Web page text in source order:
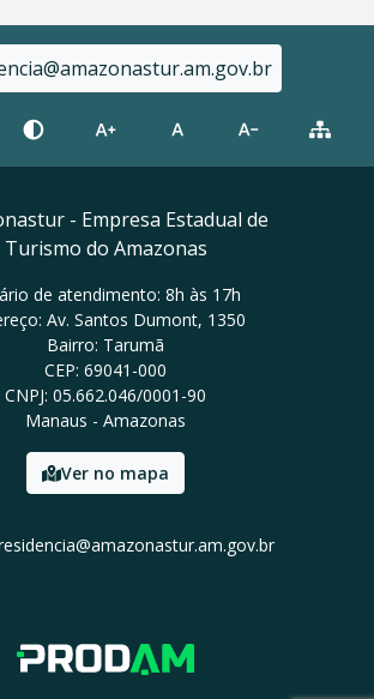
- Empresa Estadual de
Turismo do Amazonas
de atendimento: 8h às 17h
Av. Santos Dumont, 1350
Bairro: Tarumã
CEP: 69041-000
CNPJ: 05.662.046/0001-90
Manaus - Amazonas
Ver no mapa